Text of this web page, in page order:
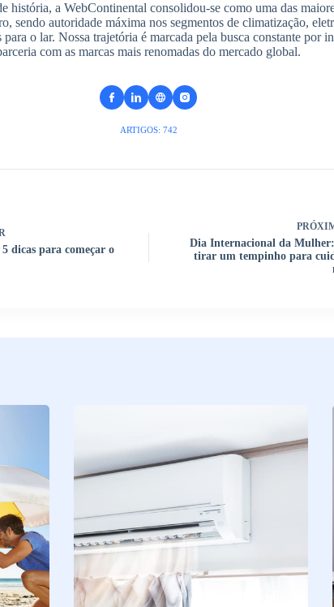
história, a WebContinental consolidou-se como uma das
sendo autoridade máxima nos segmentos de climatização,
o lar. Nossa trajetória é marcada pela busca constante por
com as marcas mais renomadas do mercado global.
ARTIGOS: 742
dicas para começar o
Dia Internacional da
tirar um tempinho para